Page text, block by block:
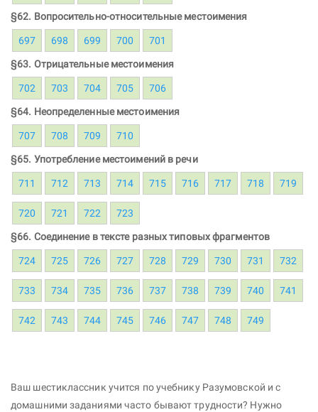
§62. Вопросительно-относительные местоимения
697 698 699 700 701
§63. Отрицательные местоимения
702 703 704 705 706
§64. Неопределенные местоимения
707 708 709 710
§65. Употребление местоимений в речи
711 712 713 714 715 716 717 718 719
720 721 722 723
§66. Соединение в тексте разных типовых фрагментов
724 725 726 727 728 729 730 731 732
733 734 735 736 737 738 739 740 741
742 743 744 745 746 747 748 749
Ваш шестиклассник учится по учебнику Разумовской и с
домашними заданиями часто бывают трудности? Нужно